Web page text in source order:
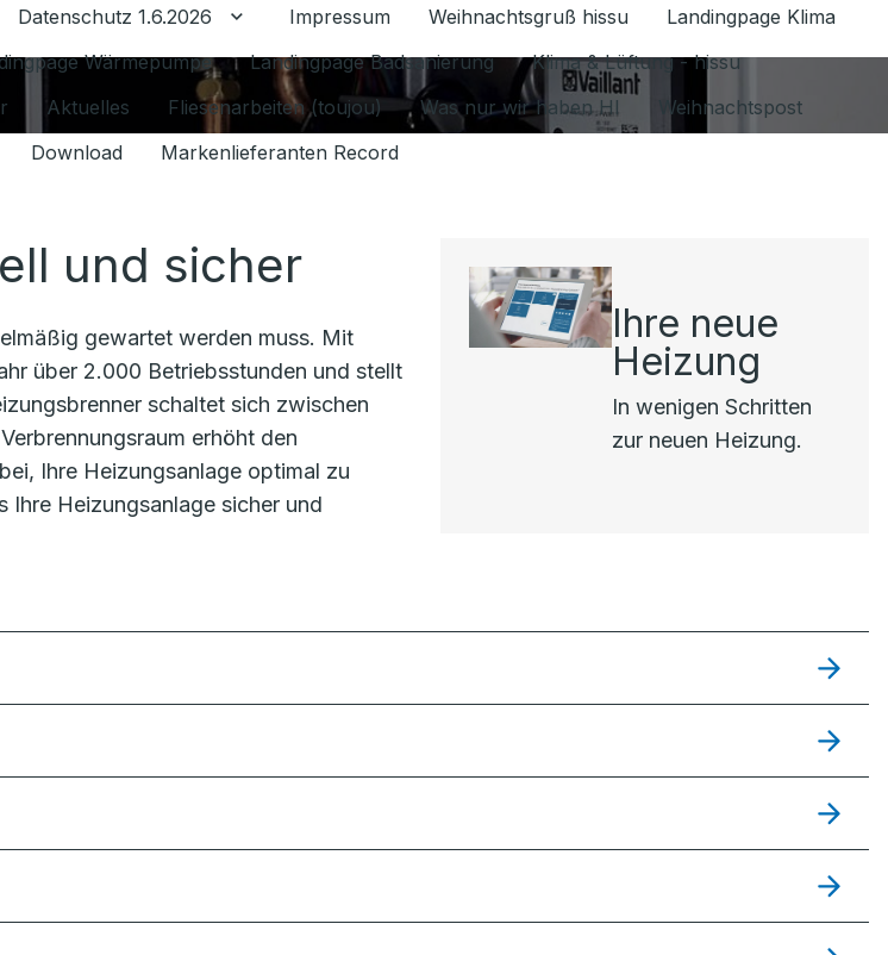
für Ratgeber umschalten
Datenschutz 1.6.2026 Untermenü für Datenschutz 1.6.2026 umschalten
Impressum Weihnachtsgruß hissu
Landingpage Klima
Wärmepumpe Landingpage Badsanierung
Klima & Lüftung - hissu
Aktuelles Fliesenarbeiten (toujou) Was nur wir haben HI
Weihnachtspost
Download Markenlieferanten Record
und sicher
gewartet werden muss. Mit
über 2.000 Betriebsstunden und stellt
schaltet sich zwischen
erhöht den
Ihre Heizungsanlage optimal zu
Ihre Heizungsanlage sicher und
Ihre neue
Heizung
In wenigen Schritten
zur neuen Heizung.